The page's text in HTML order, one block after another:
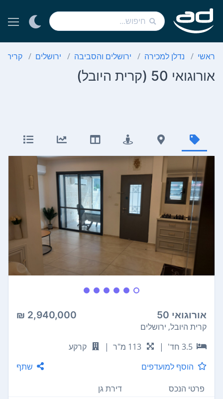
ראשי נדלן למכירה ירושלים והסביבה ירושלים קרית
אורוגואי 50 (קרית היובל)
אורוגואי 50 2,940,000 ₪
קרית היובל, ירושלים
3.5 חד'
| 113 מ"ר |
קרקע
הוסף למועדפים
שתף
פרטי הנכס
דירת גן